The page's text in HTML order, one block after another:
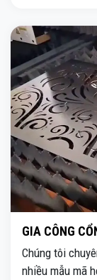
GIA CÔNG
Chúng tôi
nhiều mẫu mã